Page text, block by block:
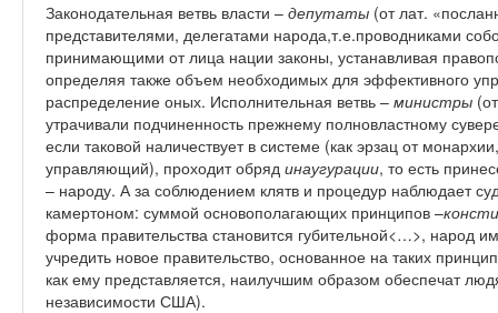
Законодательная ветвь власти – депутаты (от лат.
представителями, делегатами народа,т.е.проводниками
принимающими от лица нации законы, устанавливая
определяя также объем необходимых для эффективного
распределение оных. Исполнительная ветвь – министры
утрачивали подчиненность прежнему полновластному
если таковой наличествует в системе (как эрзац от
управляющий), проходит обряд инаугурации, то есть
– народу. А за соблюдением клятв и процедур наблюдает
камертоном: суммой основополагающих принципов –
форма правительства становится губительной<…>, народ
учредить новое правительство, основанное на таких
как ему представляется, наилучшим образом обеспечат
независимости США).